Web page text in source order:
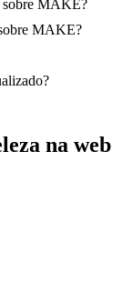
sobre MAKE?
MAKE?
na web